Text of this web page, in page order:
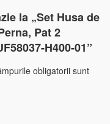
la „Set Husa de
Pat 2
H400-01”
obligatorii sunt